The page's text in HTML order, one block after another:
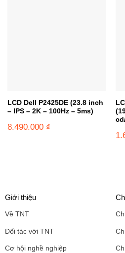
LCD Dell P2425DE (23.8 inch
– IPS – 2K – 100Hz – 5ms)
8.490.000 ₫
Giới thiệu
Về TNT
Đối tác với TNT
Cơ hội nghề nghiệp